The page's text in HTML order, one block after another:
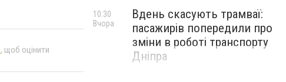
, щоб оцінити
Вдень скасують трамваї:
пасажирів попередили про
зміни в роботі транспорту
Дніпра
10:30
Вчора